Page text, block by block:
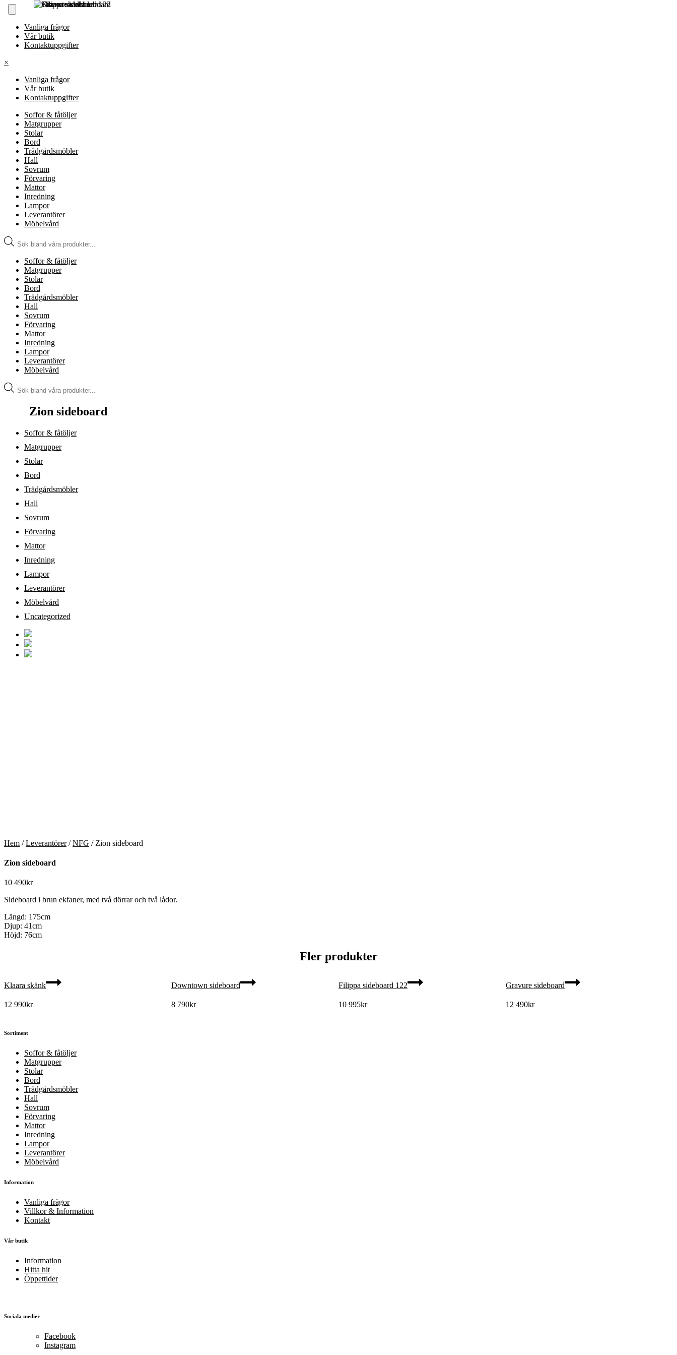
Vanliga frågor
Vår butik
Kontaktuppgifter
×
Vanliga frågor
Vår butik
Kontaktuppgifter
Soffor & fåtöljer
Matgrupper
Stolar
Bord
Trädgårdsmöbler
Hall
Sovrum
Förvaring
Mattor
Inredning
Lampor
Leverantörer
Möbelvård
Produktsökning
Soffor & fåtöljer
Matgrupper
Stolar
Bord
Trädgårdsmöbler
Hall
Sovrum
Förvaring
Mattor
Inredning
Lampor
Leverantörer
Möbelvård
Produktsökning
Zion sideboard
Soffor & fåtöljer
Matgrupper
Stolar
Bord
Trädgårdsmöbler
Hall
Sovrum
Förvaring
Mattor
Inredning
Lampor
Leverantörer
Möbelvård
Uncategorized
Hem /Leverantörer/NFG / Zion sideboard
Zion sideboard
10 490kr
Sideboard i brun ekfaner, med två dörrar och två lådor.
Längd: 175cm
Djup: 41cm
Höjd: 76cm
Fler produkter
Klaara skänk
12 990kr
Downtown sideboard
8 790kr
Filippa sideboard 122
10 995kr
Gravure sideboard
12 490kr
Sortiment
Soffor & fåtöljer
Matgrupper
Stolar
Bord
Trädgårdsmöbler
Hall
Sovrum
Förvaring
Mattor
Inredning
Lampor
Leverantörer
Möbelvård
Information
Vanliga frågor
Villkor & Information
Kontakt
Vår butik
Information
Hitta hit
Öppettider
Sociala medier
Facebook
Instagram